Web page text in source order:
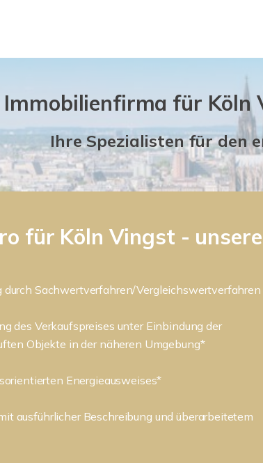
Immobilienfirma für
Ihre Spezialisten für den
für Köln Vingst -
Sachwertverfahren/Vergleichswertverfahren
des Verkaufspreises unter Einbindung der
Objekte in der näheren Umgebung*
Energieausweises*
ausführlicher Beschreibung und überarbeitetem